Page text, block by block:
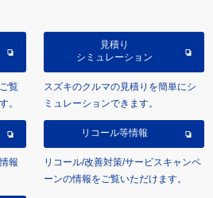
覧
。
見積り
シミュレーション
スズキのクルマの見積りを簡単にシ
ミュレーションできます。
報
リコール等情報
リコール/改善対策/サービスキャンペ
ーンの情報をご覧いただけます。